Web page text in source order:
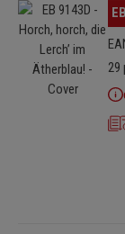
Ignorer la galerie
29